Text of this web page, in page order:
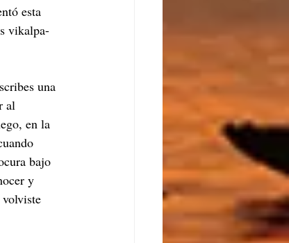
esta
vikalpa-
una
al
en la
bajo
y
volviste